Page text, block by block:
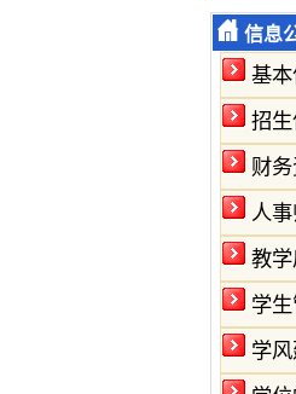
信息
基
招
财
人
教
学
学